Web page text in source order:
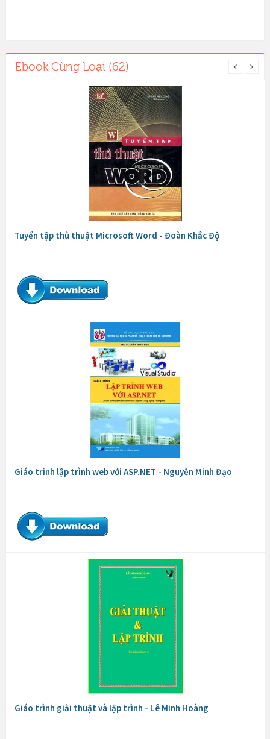
Ebook Cùng Loại (62)
Tuyển tập thủ thuật Microsoft Word - Đoàn Khắc Độ
Giáo trình lập trình web với ASP.NET - Nguyễn Minh Đạo
Giáo trình giải thuật và lập trình - Lê Minh Hoàng